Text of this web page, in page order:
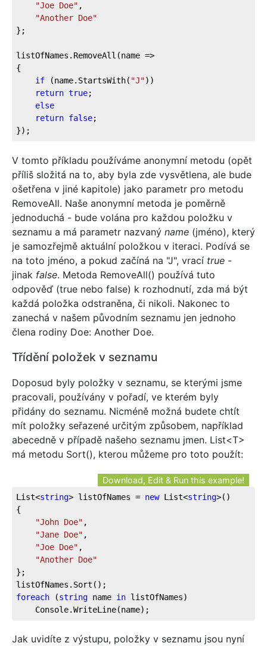
"Joe Doe" ,
"Another Doe"
};
listOfNames.RemoveAll(name =>
{
if (name.StartsWith( "J"))
return true;
else
return false;
});
V tomto příkladu používáme anonymní metodu (opět
příliš složitá na to, aby byla zde vysvětlena, ale bude
ošetřena v jiné kapitole) jako parametr pro metodu
RemoveAll. Naše anonymní metoda je poměrně
jednoduchá - bude volána pro každou položku v
seznamu a má parametr nazvaný name (jméno), který
je samozřejmě aktuální položkou v iteraci. Podívá se
na toto jméno, a pokud začíná na "J", vrací true -
jinak false. Metoda RemoveAll() používá tuto
odpověď (true nebo false) k rozhodnutí, zda má být
každá položka odstraněna, či nikoli. Nakonec to
zanechá v našem původním seznamu jen jednoho
člena rodiny Doe: Another Doe.
Třídění položek v seznamu
Doposud byly položky v seznamu, se kterými jsme
pracovali, používány v pořadí, ve kterém byly
přidány do seznamu. Nicméně možná budete chtít
mít položky seřazené určitým způsobem, například
abecedně v případě našeho seznamu jmen. List<T>
má metodu Sort(), kterou můžeme pro toto použít:
Download, Edit & Run this example!
List<string> listOfNames = new List<string>()
{
"John Doe" ,
"Jane Doe" ,
"Joe Doe" ,
"Another Doe"
};
listOfNames.Sort();
foreach (string name in listOfNames)
Console.WriteLine(name);
Jak uvidíte z výstupu, položky v seznamu jsou nyní